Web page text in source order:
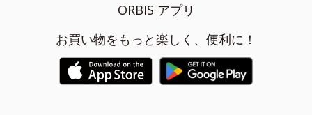
ORBIS アプリ
お買い物をもっと楽しく、便利に！